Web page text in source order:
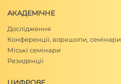
АКАДЕМІЧНЕ
Дослідження
Конференції, воркшопи, семінари
Міські семінари
Резиденції